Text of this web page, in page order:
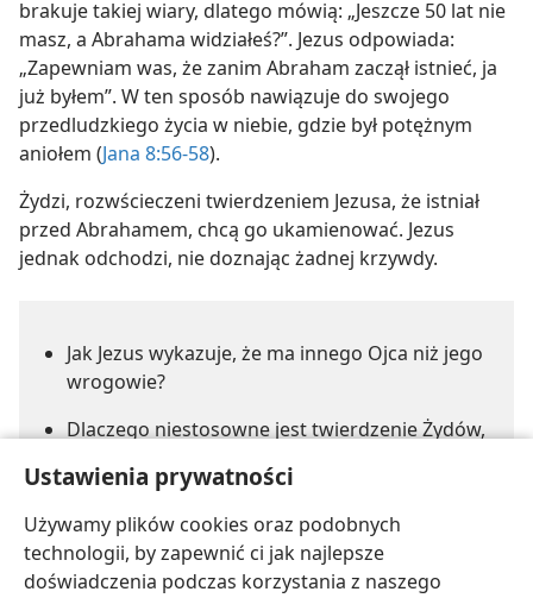
Ustawienia prywatności
Używamy plików cookies oraz podobnych
technologii, by zapewnić ci jak najlepsze
doświadczenia podczas korzystania z naszego
brakuje takiej wiary, dlatego mówią: „Jeszcze 50 lat nie
masz, a Abrahama widziałeś?”. Jezus odpowiada:
„Zapewniam was, że zanim Abraham zaczął istnieć, ja
już byłem”. W ten sposób nawiązuje do swojego
przedludzkiego życia w niebie, gdzie był potężnym
aniołem (Jana 8:56-58).
Żydzi, rozwścieczeni twierdzeniem Jezusa, że istniał
przed Abrahamem, chcą go ukamienować. Jezus
jednak odchodzi, nie doznając żadnej krzywdy.
Jak Jezus wykazuje, że ma innego Ojca niż jego
wrogowie?
Dlaczego niestosowne jest twierdzenie Żydów,
umrą’?